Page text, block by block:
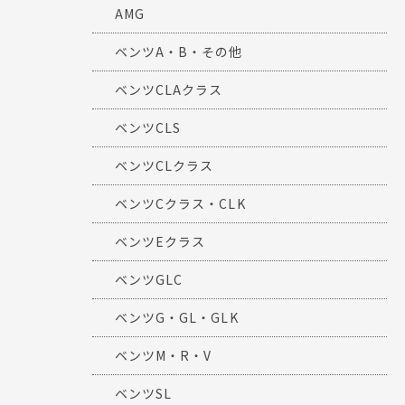
AMG
ベンツA・B・その他
ベンツCLAクラス
ベンツCLS
ベンツCLクラス
ベンツCクラス・CLK
ベンツEクラス
ベンツGLC
ベンツG・GL・GLK
ベンツM・R・V
ベンツSL